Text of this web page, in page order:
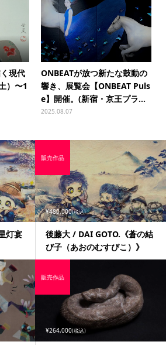
現代
）〜1
ONBEATが放つ新たな鼓動の
響き、展覧会【ONBEAT Puls
e】開催。(新宿・京王プラ...
2025.08.07
灯宴
¥480,000(税込)
後藤大 / DAI GOTO.《蒼の結
び子（あおのむすびこ）》
販売作品
¥264,000(税込)
販売作品